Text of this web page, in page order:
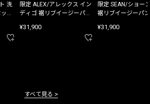
洗
ト
限定 ALEX/アレックス イン
ディゴ 裾リブイージーパン
¥31,900
限定 SEAN/ショー
裾リブイージーパ
¥31,900
すべて見る